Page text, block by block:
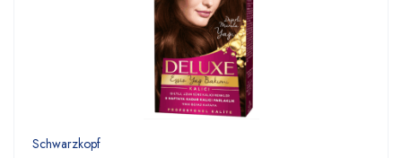
Schwarzkopf